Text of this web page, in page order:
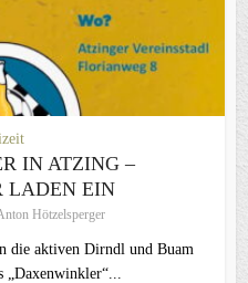
IN ATZING –
LADEN EIN
Hötzelsperger
die aktiven Dirndl und Buam
„Daxenwinkler“...